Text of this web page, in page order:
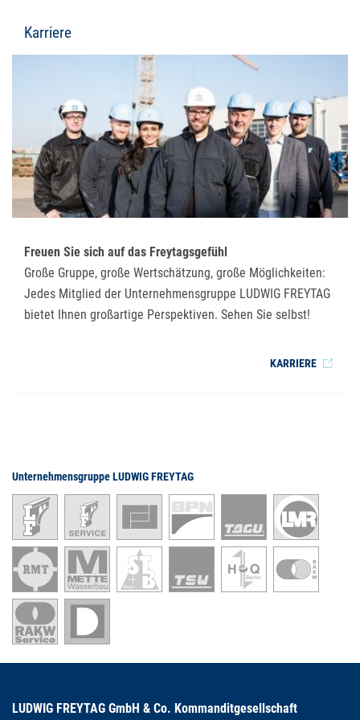
Karriere
Freuen Sie sich auf das Freytagsgefühl
Große Gruppe, große Wertschätzung, große Möglichkeiten:
Jedes Mitglied der Unternehmensgruppe LUDWIG FREYTAG
bietet Ihnen großartige Perspektiven. Sehen Sie selbst!
KARRIERE
Unternehmensgruppe LUDWIG FREYTAG
LUDWIG FREYTAG GmbH & Co. Kommanditgesellschaft